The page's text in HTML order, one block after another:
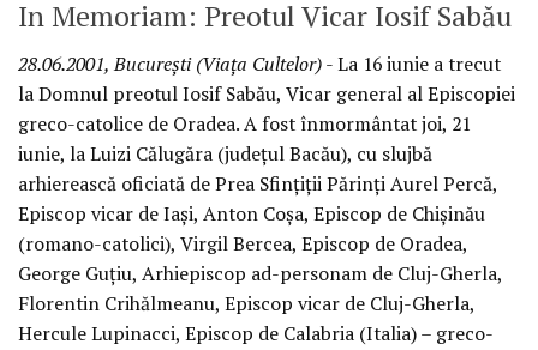
In Memoriam: Preotul Vicar Iosif Sabău
28.06.2001, Bucureşti (Viaţa Cultelor)- La 16 iunie a trecut
la Domnul preotul Iosif Sabău, Vicar general al Episcopiei
greco-catolice de Oradea. A fost înmormântat joi, 21
iunie, la Luizi Călugăra (judeţul Bacău), cu slujbă
arhierească oficiată de Prea Sfinţiţii Părinţi Aurel Percă,
Episcop vicar de Iaşi, Anton Coşa, Episcop de Chişinău
(romano-catolici), Virgil Bercea, Episcop de Oradea,
George Guţiu, Arhiepiscop ad-personam de Cluj-Gherla,
Florentin Crihălmeanu, Episcop vicar de Cluj-Gherla,
Hercule Lupinacci, Episcop de Calabria (Italia) – greco-